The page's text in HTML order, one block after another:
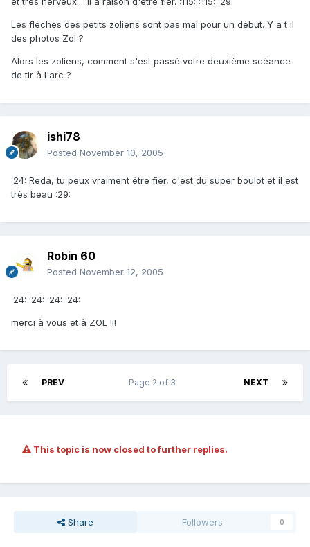
Les flèches des petits zoliens sont pas mal pour un début. Y a t il
des photos Zol ?
Alors les zoliens, comment s'est passé votre deuxième scéance
de tir à l'arc ?
ishi78
Posted November 10, 2005
:24: Reda, tu peux vraiment être fier, c'est du super boulot et il est
très beau :29:
Robin 60
Posted November 12, 2005
:24: :24: :24: :24:
merci à vous et à ZOL !!!
PREV NEXT
Page 2 of 3
This topic is now closed to further replies.
Share Followers 0